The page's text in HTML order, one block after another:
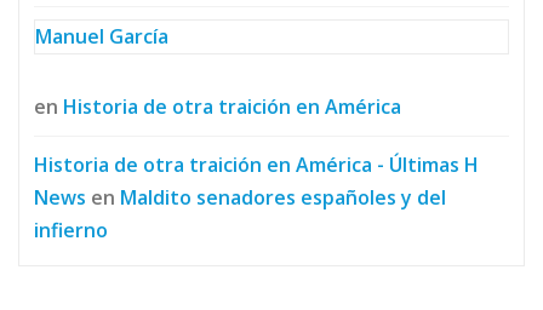
Manuel García
en Historia de otra traición en América
Historia de otra traición en América - Últimas H
News en Maldito senadores españoles y del
infierno